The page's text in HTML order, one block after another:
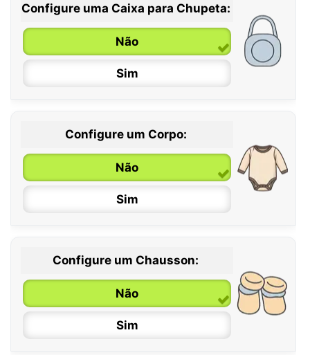
Configure uma Caixa para Chupeta:
Não
Sim
Configure um Corpo:
Não
Sim
0 / 6 meses
6 / 12 meses
12 / 18 meses
Configure um Chausson:
Não
Sim